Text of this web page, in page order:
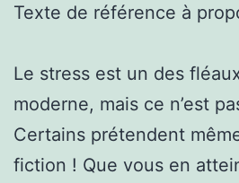
Texte de référence à
Le stress est un des
moderne, mais ce n’est
Certains prétendent même
fiction ! Que vous en